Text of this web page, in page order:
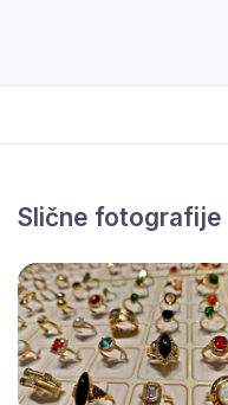
Slične fotografije